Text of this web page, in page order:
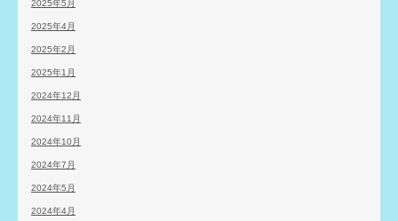
2025年5月
2025年4月
2025年2月
2025年1月
2024年12月
2024年11月
2024年10月
2024年7月
2024年5月
2024年4月